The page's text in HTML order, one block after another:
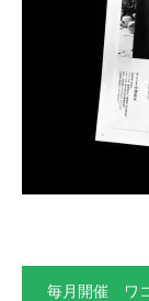
毎月開催 ワ